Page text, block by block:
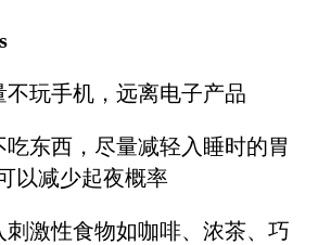
不玩手机，远离电子产品
吃东西，尽量减轻入睡时的胃
以减少起夜概率
刺激性食物如咖啡、浓茶、巧